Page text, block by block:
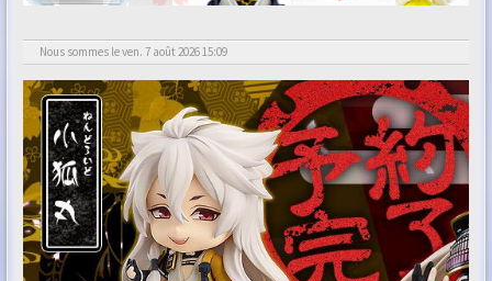
Nous sommes le ven. 7 août 2026 15:09